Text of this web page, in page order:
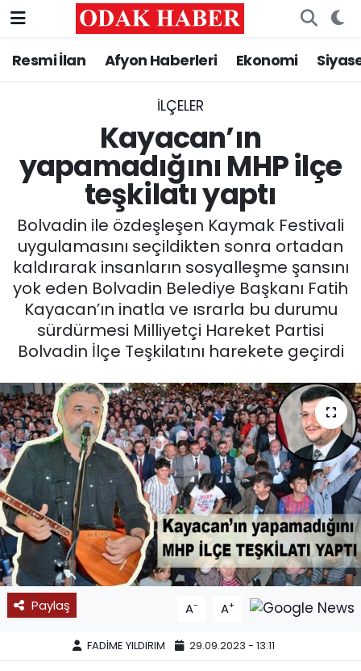
Resmi İlan Afyon Haberleri Ekonomi
İLÇELER
Kayacan’ın
yapamadığını MHP ilçe
teşkilatı yaptı
Bolvadin ile özdeşleşen Kaymak Festivali
uygulamasını seçildikten sonra ortadan
kaldırarak insanların sosyalleşme şansını
yok eden Bolvadin Belediye Başkanı Fatih
Kayacan’ın inatla ve ısrarla bu durumu
sürdürmesi Milliyetçi Hareket Partisi
Bolvadin İlçe Teşkilatını harekete geçirdi
Paylaş A- A+
FADİME YILDIRIM 29.09.2023 - 13:11
AFYONKARAHİSAR HABERLERİ
GÜNCEL
SİYASET
EĞİTİM
MAGAZİN
SAĞLIK
SPOR
11:11 MANŞET
Nöbetçi Eczaneler
Trafik Durumu
Süper Lig Puan Durumu ve Fikstür
Tüm Manşetler
Son Dakika Haberleri
Haber Arşivi